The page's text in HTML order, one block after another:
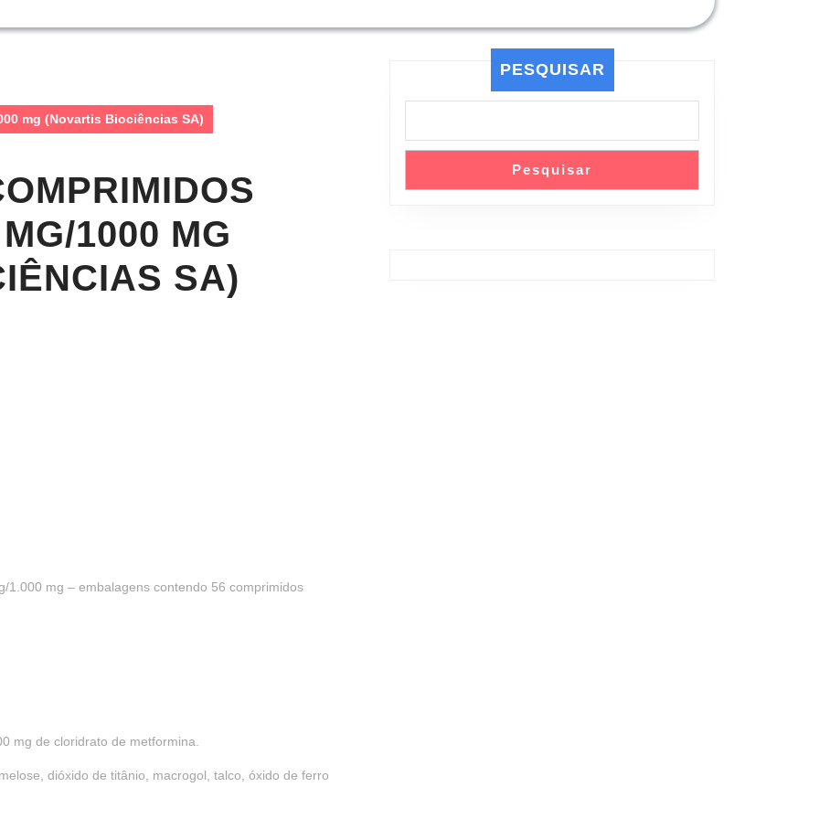
mg (Novartis Biociências SA)
1000 MG
SA)
mg – embalagens contendo 56 comprimidos
mg de cloridrato de metformina.
dióxido de titânio, macrogol, talco, óxido de ferro
PESQUISAR
Pesquisar